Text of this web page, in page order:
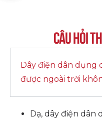
Câu hỏi
Dây điện dân dụng
được ngoài trời
Dạ, dây điện dân